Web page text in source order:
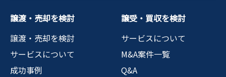
譲渡・売却を検討
譲渡・売却を検討
サービスについて
成功事例
譲受・買収を検討
サービスについて
M&A案件一覧
Q&A